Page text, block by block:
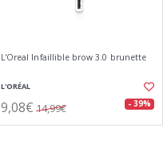
L'Oreal Infaillible brow 3.0 brunette
L'ORÉAL
9,08€ 14,99€ - 39%